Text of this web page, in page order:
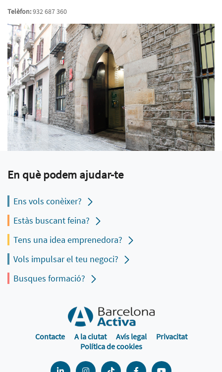
Telèfon:932 687 360
En què podem ajudar-te
Ens vols conèixer?
Estàs buscant feina?
Tens una idea emprenedora?
Vols impulsar el teu negoci?
Busques formació?
Contacte A la ciutat Avís legal
Privacitat
Política de cookies